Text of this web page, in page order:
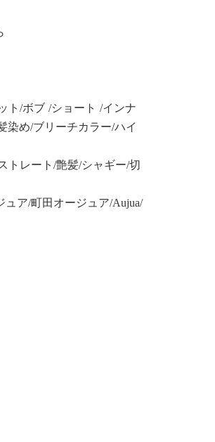
ト/ボブ /ショート /インナ
染め/ブリーチカラー/ハイ
トレート/艶髪/シャギー/切
ア/町田オージュア/Aujua/